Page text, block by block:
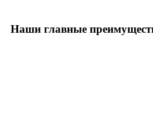
Наши главные